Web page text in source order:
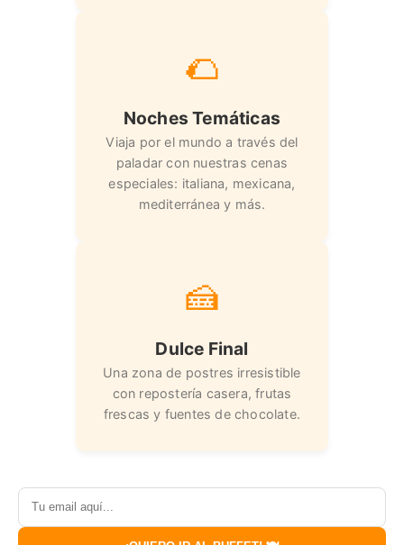
🌮
Noches Temáticas
Viaja por el mundo a través del
paladar con nuestras cenas
especiales: italiana, mexicana,
mediterránea y más.
🍰
Dulce Final
Una zona de postres irresistible
con repostería casera, frutas
frescas y fuentes de chocolate.